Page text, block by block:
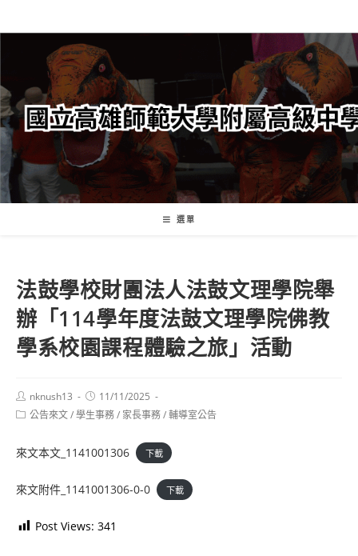
轉
要
內
容
選單
法鼓學校財團法人法鼓文理學院舉
辦「114學年度法鼓文理學院佛教
學系校園課程體驗之旅」活動
Post
author:
nknush13
Post
published:
11/11/2025
Post公告來文/學生事務/ 家長事務/輔導室公告
來文本文_1141001306 下載
來文附件_1141001306-0-0 下載
Post Views: 341